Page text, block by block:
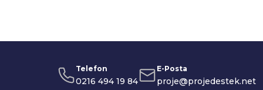
Telefon
0216 494 19 84
E-Posta
proje@projedestek.net